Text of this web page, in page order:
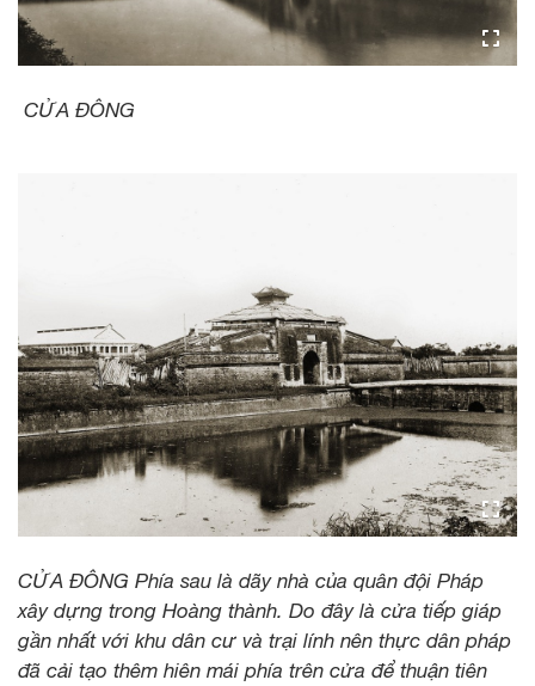
CỬA ĐÔNG
CỬA ĐÔNG Phía sau là dãy nhà của quân đội Pháp
xây dựng trong Hoàng thành. Do đây là cửa tiếp giáp
gần nhất với khu dân cư và trại lính nên thực dân pháp
đã cải tạo thêm hiên mái phía trên cửa để thuận tiên